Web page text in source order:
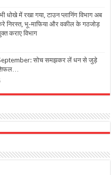
धोखे में रखा गया, टाउन प्लानिंग विभाग अब
निरस्त, भू-माफिया और वकील के गठजोड़
कराए विभाग
सोच समझकर लें धन से जुड़े